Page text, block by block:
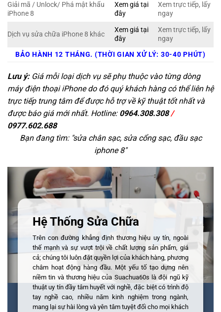
Giải mã / Unlock/ Phá mật khẩu
iPhone 8
Xem giá tại
đây
Xem trực tiếp, lấy
ngay
Dịch vụ sửa chữa iPhone 8 khác
Xem giá tại
đây
Xem trực tiếp, lấy
ngay
BẢO HÀNH 12 THÁNG. (THỜI GIAN XỬ LÝ: 30-40 PHÚT)
Lưu ý:Giá mỗi loại dịch vụ sẽ phụ thuộc vào từng dòng
máy điện thoại iPhone do đó quý khách hàng có thể liên hệ
trực tiếp trung tâm để được hỗ trợ về kỹ thuật tốt nhất và
được báo giá mới nhất. Hotline: 0964.308.308/
0977.602.688
Bạn đang tìm: "sửa chân sạc, sửa cổng sạc, đầu sạc
iphone 8"
Hệ Thống Sửa Chữa
Trên con đường khẳng định thương hiệu uy tín, ngoài
thế mạnh và sự vượt trội về chất lượng sản phẩm, giá
cả; chúng tôi luôn đặt quyền lợi của khách hàng, phương
châm hoạt động hàng đầu. Một yếu tố tạo dựng nên
niềm tin và thương hiệu của Suachua60s là đội ngũ kỹ
thuật uy tín đầy tâm huyết với nghề, đặc biệt có trình độ
tay nghề cao, nhiều năm kinh nghiệm trong ngành,
mang lại sự hài lòng và yên tâm tuyệt đối cho mọi khách